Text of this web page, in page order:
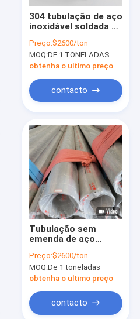
304 tubulação de aço
inoxidável soldada de
Astm A554 24mm
25mm 28mm Erw do
tubo
Preço:$2600/ton
MOQ:DE 1 TONELADAS
obtenha o ultimo preço
contacto
Tubulação sem
emenda de aço
indústria para o
projeto de água 304
201 316
Preço:$2600/ton
MOQ:De 1 toneladas
obtenha o ultimo preço
contacto